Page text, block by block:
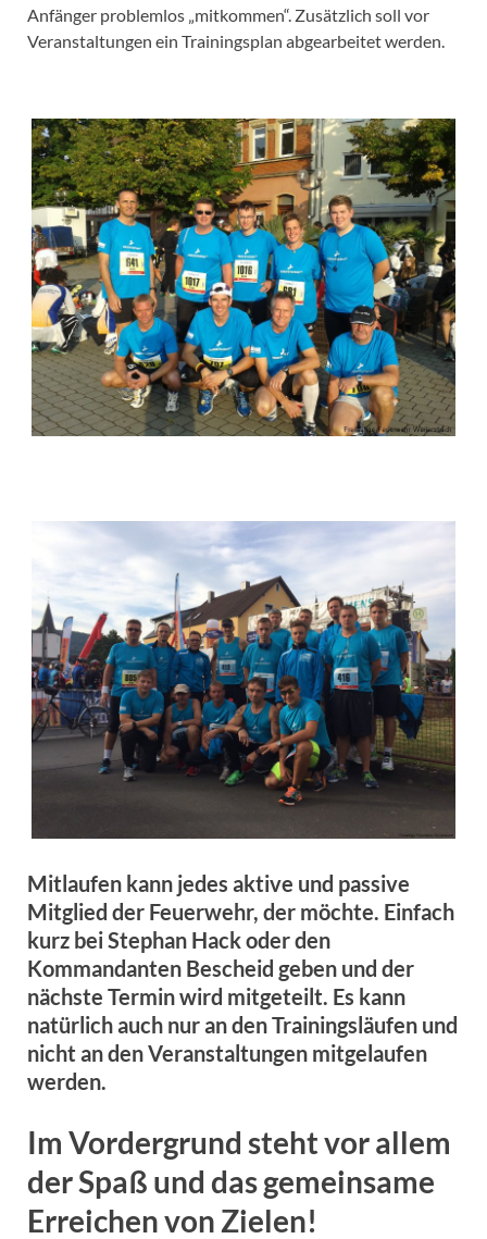
Anfänger problemlos „mitkommen“. Zusätzlich soll vor
Veranstaltungen ein Trainingsplan abgearbeitet werden.
Mitlaufen kann jedes aktive und passive
Mitglied der Feuerwehr, der möchte. Einfach
kurz bei Stephan Hack oder den
Kommandanten Bescheid geben und der
nächste Termin wird mitgeteilt. Es kann
natürlich auch nur an den Trainingsläufen und
nicht an den Veranstaltungen mitgelaufen
werden.
Im Vordergrund steht vor allem
der Spaß und das gemeinsame
Erreichen von Zielen!